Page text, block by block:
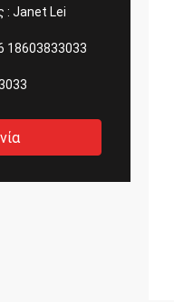
: Janet Lei
18603833033